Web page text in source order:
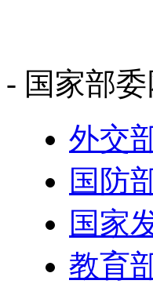
- 国家部
外交
国防
国家
教育